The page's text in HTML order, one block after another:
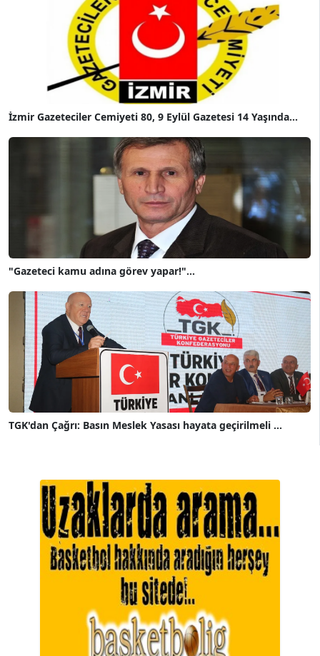
İzmir Gazeteciler Cemiyeti 80, 9 Eylül Gazetesi 14 Yaşında...
"Gazeteci kamu adına görev yapar!"...
TGK'dan Çağrı: Basın Meslek Yasası hayata geçirilmeli ...
A. BAHRİ VRESKALA
Köşe Yazarı